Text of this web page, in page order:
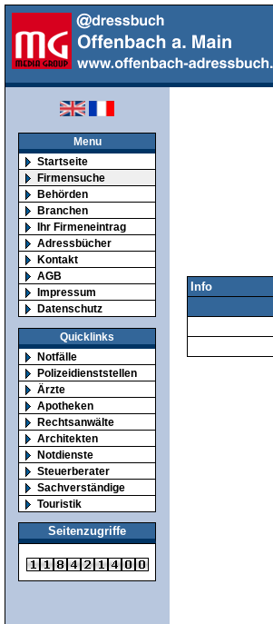
Menu
Startseite
Firmensuche
Behörden
Branchen
Ihr Firmeneintrag
Adressbücher
Kontakt
AGB
Impressum
Datenschutz
Quicklinks
Notfälle
Polizeidienststellen
Ärzte
Apotheken
Rechtsanwälte
Architekten
Notdienste
Steuerberater
Sachverständige
Touristik
Seitenzugriffe
Info